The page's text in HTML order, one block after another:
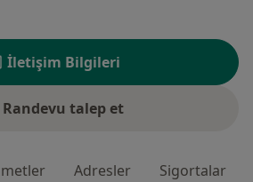
İletişim Bilgileri
Randevu talep et
Adresler Sigortalar